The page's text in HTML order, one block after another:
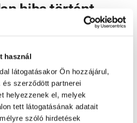
használ
látogatásakor Ön hozzájárul,
szerződött partnerei
helyezzenek el, melyek
tett látogatásának adatait
szóló hirdetések
hiba történt
Oldal újratöltése